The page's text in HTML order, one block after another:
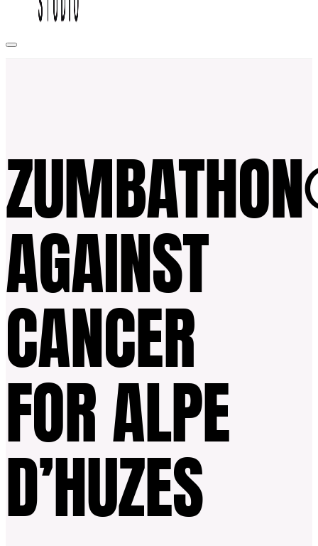
AGAINST
CANCER
FOR ALPE
D’HUZES